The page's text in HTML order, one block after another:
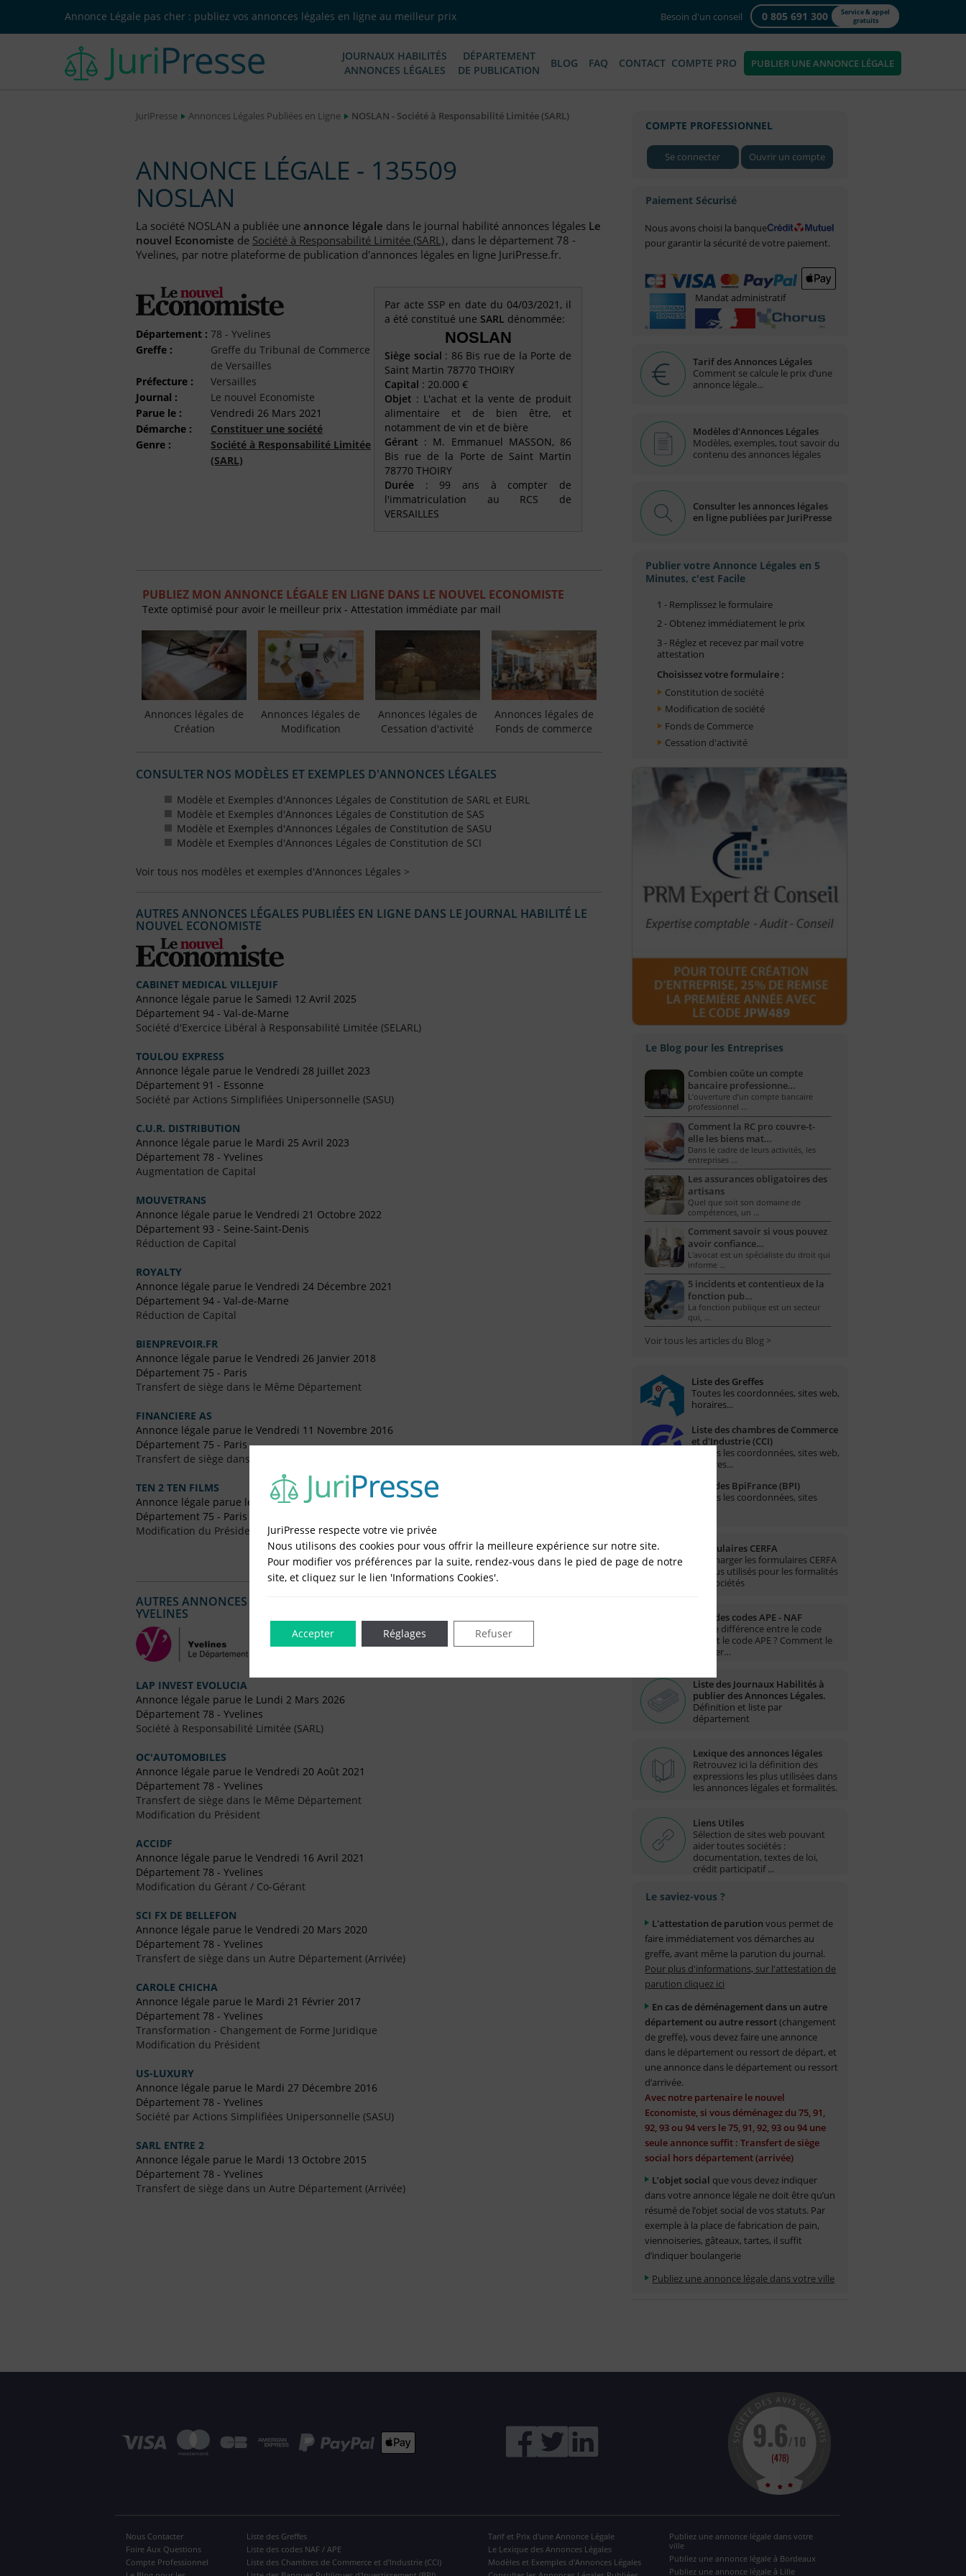
Annonce Légale pas cher : publiez vos annonces légales en ligne au meilleur prix Besoin d'un conseil 0 805 691 300
Service & appel
gratuits
JOURNAUX HABILITÉS
ANNONCES LÉGALES
DÉPARTEMENT
DE PUBLICATION
BLOG FAQ CONTACT COMPTE PRO PUBLIER UNE ANNONCE LÉGALE
JuriPresse Annonces Légales Publiées en Ligne NOSLAN - Société à Responsabilité Limitée (SARL)
ANNONCE LÉGALE - 135509
NOSLAN
La société NOSLAN a publiée une annonce légale dans le journal habilité annonces légales Le
nouvel Economiste de Société à Responsabilité Limitée (SARL), dans le département 78 -
Yvelines, par notre plateforme de publication d'annonces légales en ligne JuriPresse.fr.
Département : 78 - Yvelines
Greffe :
Greffe du Tribunal de Commerce
de Versailles
Préfecture :
Versailles
Journal :
Le nouvel Economiste
Parue le :
Vendredi 26 Mars 2021
Démarche :
Constituer une société
Genre :
Société à Responsabilité Limitée
(SARL)
Par acte SSP en date du 04/03/2021, il
a été constitué une SARL dénommée:
NOSLAN
Siège social : 86 Bis rue de la Porte de
Saint Martin 78770 THOIRY
Capital : 20.000 €
Objet : L'achat et la vente de produit
alimentaire et de bien être, et
notamment de vin et de bière
Gérant : M. Emmanuel MASSON, 86
Bis rue de la Porte de Saint Martin
78770 THOIRY
Durée : 99 ans à compter de
l'immatriculation au RCS de
VERSAILLES
PUBLIEZ MON ANNONCE LÉGALE EN LIGNE DANS LE NOUVEL ECONOMISTE
Texte optimisé pour avoir le meilleur prix - Attestation immédiate par mail
Annonces légales de
Création
Annonces légales de
Modification
Annonces légales de
Cessation d'activité
Annonces légales de
Fonds de commerce
CONSULTER NOS MODÈLES ET EXEMPLES D'ANNONCES LÉGALES
Modèle et Exemples d'Annonces Légales de Constitution de SARL et EURL
Modèle et Exemples d'Annonces Légales de Constitution de SAS
Modèle et Exemples d'Annonces Légales de Constitution de SASU
Modèle et Exemples d'Annonces Légales de Constitution de SCI
Voir tous nos modèles et exemples d'Annonces Légales >
AUTRES ANNONCES LÉGALES PUBLIÉES EN LIGNE DANS LE JOURNAL HABILITÉ LE
NOUVEL ECONOMISTE
CABINET MEDICAL VILLEJUIF
Annonce légale parue le Samedi 12 Avril 2025
Département 94 - Val-de-Marne
Société d'Exercice Libéral à Responsabilité Limitée (SELARL)
TOULOU EXPRESS
Annonce légale parue le Vendredi 28 Juillet 2023
Département 91 - Essonne
Société par Actions Simplifiées Unipersonnelle (SASU)
C.U.R. DISTRIBUTION
Annonce légale parue le Mardi 25 Avril 2023
Département 78 - Yvelines
Augmentation de Capital
MOUVETRANS
Annonce légale parue le Vendredi 21 Octobre 2022
Département 93 - Seine-Saint-Denis
Réduction de Capital
ROYALTY
Annonce légale parue le Vendredi 24 Décembre 2021
Département 94 - Val-de-Marne
Réduction de Capital
BIENPREVOIR.FR
Annonce légale parue le Vendredi 26 Janvier 2018
Département 75 - Paris
Transfert de siège dans le Même Département
FINANCIERE AS
Annonce légale parue le Vendredi 11 Novembre 2016
Département 75 - Paris
Transfert de siège dans le Même Département
TEN 2 TEN FILMS
Annonce légale parue le Vendredi 11 Septembre 2015
Département 75 - Paris
Modification du Président
AUTRES ANNONCES LÉGALES PUBLIÉES EN LIGNE DANS LE DÉPARTEMENT DU 78 -
YVELINES
LAP INVEST EVOLUCIA
Annonce légale parue le Lundi 2 Mars 2026
Département 78 - Yvelines
Société à Responsabilité Limitée (SARL)
OC'AUTOMOBILES
Annonce légale parue le Vendredi 20 Août 2021
Département 78 - Yvelines
Transfert de siège dans le Même Département
Modification du Président
ACCIDF
Annonce légale parue le Vendredi 16 Avril 2021
Département 78 - Yvelines
Modification du Gérant / Co-Gérant
SCI FX DE BELLEFON
Annonce légale parue le Vendredi 20 Mars 2020
Département 78 - Yvelines
Transfert de siège dans un Autre Département (Arrivée)
CAROLE CHICHA
Annonce légale parue le Mardi 21 Février 2017
Département 78 - Yvelines
Transformation - Changement de Forme Juridique
Modification du Président
US-LUXURY
Annonce légale parue le Mardi 27 Décembre 2016
Département 78 - Yvelines
Société par Actions Simplifiées Unipersonnelle (SASU)
SARL ENTRE 2
Annonce légale parue le Mardi 13 Octobre 2015
Département 78 - Yvelines
Transfert de siège dans un Autre Département (Arrivée)
COMPTE PROFESSIONNEL
Se connecter Ouvrir un compte
Paiement Sécurisé
Nous avons choisi la banque
pour garantir la sécurité de votre paiement.
Mandat administratif
Tarif des Annonces Légales
Comment se calcule le prix d’une
annonce légale...
Modèles d'Annonces Légales
Modèles, exemples, tout savoir du
contenu des annonces légales
Consulter les annonces légales
en ligne publiées par JuriPresse
Publier votre Annonce Légales en 5
Minutes, c'est Facile
1 - Remplissez le formulaire
2 - Obtenez immédiatement le prix
3 - Réglez et recevez par mail votre
attestation
Choisissez votre formulaire :
Constitution de société
Modification de société
Fonds de Commerce
Cessation d'activité
Le Blog pour les Entreprises
Combien coûte un compte
bancaire professionne…
L’ouverture d’un compte bancaire
professionnel …
Comment la RC pro couvre-t-
elle les biens mat…
Dans le cadre de leurs activités, les
entreprises …
Les assurances obligatoires des
artisans
Quel que soit son domaine de
compétences, un …
Comment savoir si vous pouvez
avoir confiance…
L'avocat est un spécialiste du droit qui
informe …
5 incidents et contentieux de la
fonction pub…
La fonction publique est un secteur
qui, …
Voir tous les articles du Blog >
Liste des Greffes
Toutes les coordonnées, sites web,
horaires...
Liste des chambres de Commerce
et d'Industrie (CCI)
Toutes les coordonnées, sites web,
horaires...
Liste des BpiFrance (BPI)
Toutes les coordonnées, sites
Formulaires CERFA
Télécharger les formulaires CERFA
les plus utilisés pour les formalités
des sociétés
Liste des codes APE - NAF
Quelle différence entre le code
NAF et le code APE ? Comment le
trouver…
Liste des Journaux Habilités à
publier des Annonces Légales.
Définition et liste par
département
Lexique des annonces légales
Retrouvez ici la définition des
expressions les plus utilisées dans
les annonces légales et formalités.
Liens Utiles
Sélection de sites web pouvant
aider toutes sociétés :
documentation, textes de loi,
crédit participatif ...
Le saviez-vous ?
L'attestation de parution vous permet de
faire immédiatement vos démarches au
greffe, avant même la parution du journal.
Pour plus d'informations, sur l'attestation de
parution cliquez ici
En cas de déménagement dans un autre
département ou autre ressort(changement
de greffe), vous devez faire une annonce
dans le département ou ressort de départ, et
une annonce dans le département ou ressort
d’arrivée.
Avec notre partenaire le nouvel
Economiste, si vous déménagez du 75, 91,
92, 93 ou 94 vers le 75, 91, 92, 93 ou 94 une
seule annonce suffit : Transfert de siège
social hors département (arrivée)
L’objet social que vous devez indiquer
dans votre annonce légale ne doit être qu’un
résumé de l’objet social de vos statuts. Par
exemple à la place de fabrication de pain,
viennoiseries, gâteaux, tartes, il suffit
d’indiquer boulangerie
Publiez une annonce légale dans votre ville
Nous Contacter
Foire Aux Questions
Compte Professionnel
Liste des Greffes
Liste des codes NAF / APE
Liste des Chambres de Commerce et d'Industrie (CCI)
Tarif et Prix d'une Annonce Légale
Le Lexique des Annonces Légales
Modèles et Exemples d'Annonces Légales
Publiez une annonce légale dans votre
ville
Publiez une annonce légale à Bordeaux
Publiez une annonce légale à Lille
JuriPresse respecte votre vie privée
Nous utilisons des cookies pour vous offrir la meilleure expérience sur notre site.
Pour modifier vos préférences par la suite, rendez-vous dans le pied de page de notre
site, et cliquez sur le lien 'Informations Cookies'.
Accepter Refuser
Réglages